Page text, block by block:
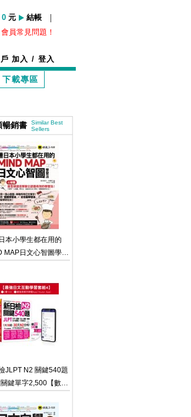
0 元 結帳 |
會員常見問題！
戶加入 / 登入
下載專區
暢銷書
Similar Best
Sellers
本小學生都在用的
MAP日文心智圖學習
JLPT N2 關鍵540題
鍵單字2,500【數位
＋CD＋最強背單字神